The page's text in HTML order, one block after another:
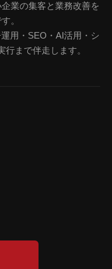
業の集客と業務改善を
。
用・SEO・AI活用・シ
まで伴走します。